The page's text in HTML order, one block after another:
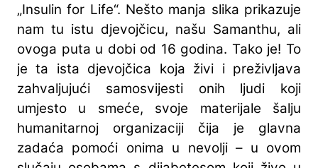
„Insulin for Life“. Nešto manja slika prikazuje
nam tu istu djevojčicu, našu Samanthu, ali
ovoga puta u dobi od 16 godina. Tako je! To
je ta ista djevojčica koja živi i preživljava
zahvaljujući samosvijesti onih ljudi koji
umjesto u smeće, svoje materijale šalju
humanitarnoj organizaciji čija je glavna
zadaća pomoći onima u nevolji – u ovom